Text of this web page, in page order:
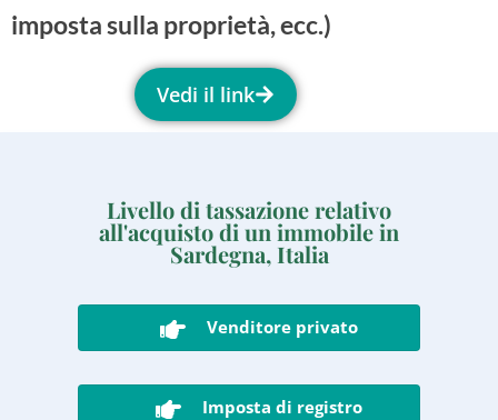
imposta sulla proprietà, ecc.)
Vedi il link
Livello di tassazione relativo
all'acquisto di un immobile in
Sardegna, Italia
Venditore privato
Imposta di registro